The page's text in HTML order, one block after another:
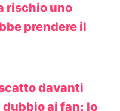
rischio uno
prendere il
davanti
ai fan: lo